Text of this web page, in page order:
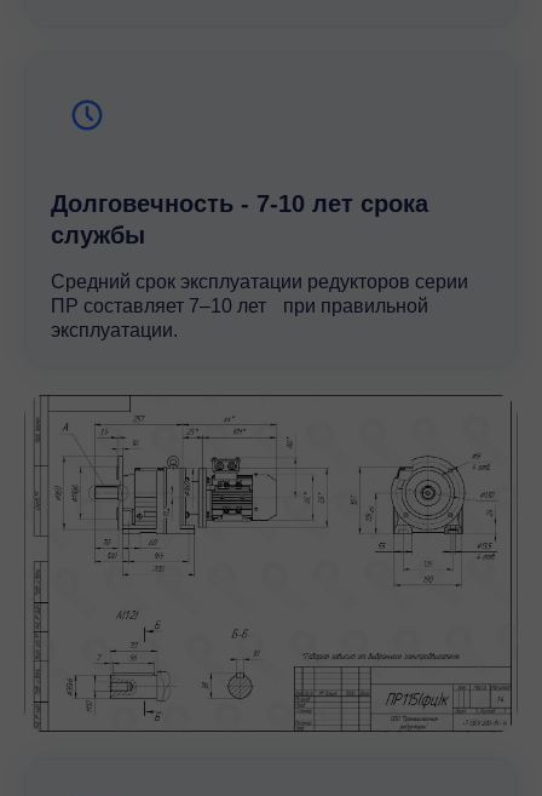
Долговечность - 7-10 лет срока
службы
Средний срок эксплуатации редукторов серии
ПР составляет 7–10 лет при правильной
эксплуатации.